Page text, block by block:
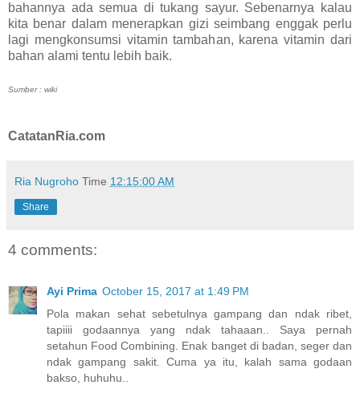
bahannya ada semua di tukang sayur. Sebenarnya kalau
kita benar dalam menerapkan gizi seimbang enggak perlu
lagi mengkonsumsi vitamin tambahan, karena vitamin dari
bahan alami tentu lebih baik.
Sumber : wiki
CatatanRia.com
Ria Nugroho Time 12:15:00 AM
Share
4 comments:
Ayi Prima October 15, 2017 at 1:49 PM
Pola makan sehat sebetulnya gampang dan ndak ribet,
tapiiii godaannya yang ndak tahaaan.. Saya pernah
setahun Food Combining. Enak banget di badan, seger dan
ndak gampang sakit. Cuma ya itu, kalah sama godaan
bakso, huhuhu..